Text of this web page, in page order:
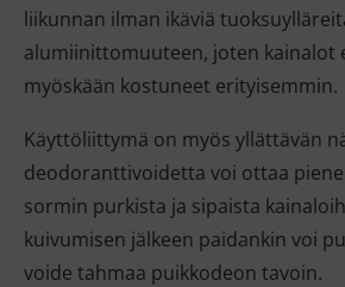
liikunnan ilman ikäviä
alumiinittomuuteen, joten kainalot
myöskään kostuneet erityisemmin.
Käyttöliittymä on myös yllättävän
deodoranttivoidetta voi ottaa
sormin purkista ja sipaista
kuivumisen jälkeen paidankin voi
voide tahmaa puikkodeon tavoin.